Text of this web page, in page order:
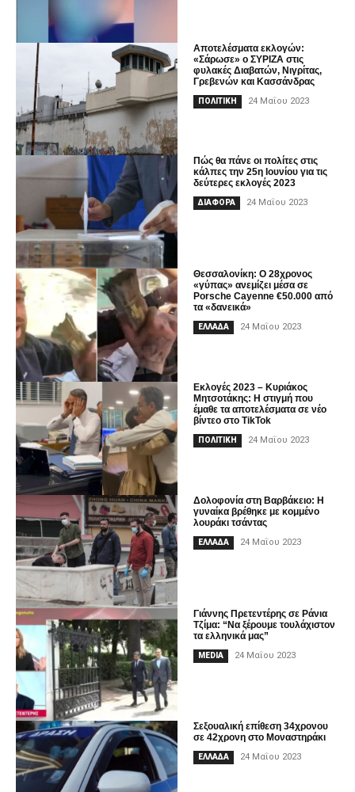
Αποτελέσματα εκλογών:
«Σάρωσε» ο ΣΥΡΙΖΑ στις
φυλακές Διαβατών, Νιγρίτας,
Γρεβενών και Κασσάνδρας
ΠΟΛΙΤΙΚΗ 24 Μαΐου 2023
Πώς θα πάνε οι πολίτες στις
κάλπες την 25η Ιουνίου για τις
δεύτερες εκλογές 2023
ΔΙΑΦΟΡΑ 24 Μαΐου 2023
Θεσσαλονίκη: Ο 28χρονος
«γύπας» ανεμίζει μέσα σε
Porsche Cayenne €50.000 από
τα «δανεικά»
ΕΛΛΑΔΑ 24 Μαΐου 2023
Εκλογές 2023 – Κυριάκος
Μητσοτάκης: Η στιγμή που
έμαθε τα αποτελέσματα σε νέο
βίντεο στο TikTok
ΠΟΛΙΤΙΚΗ 24 Μαΐου 2023
Δολοφονία στη Βαρβάκειο: Η
γυναίκα βρέθηκε με κομμένο
λουράκι τσάντας
ΕΛΛΑΔΑ 24 Μαΐου 2023
Γιάννης Πρετεντέρης σε Ράνια
Τζίμα: “Να ξέρουμε τουλάχιστον
τα ελληνικά μας”
MEDIA 24 Μαΐου 2023
Σεξουαλική επίθεση 34χρονου
σε 42χρονη στο Μοναστηράκι
ΕΛΛΑΔΑ 24 Μαΐου 2023